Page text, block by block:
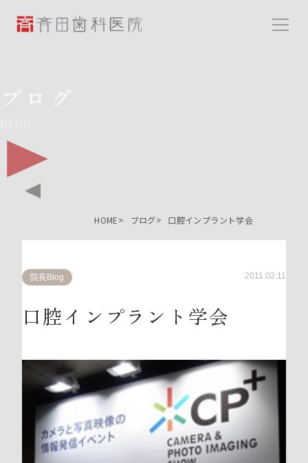
斉田歯科医院
ブログ
HOME ブログ 口腔インプラント学会
院長Blog 2011.02.11
口腔インプラント学会